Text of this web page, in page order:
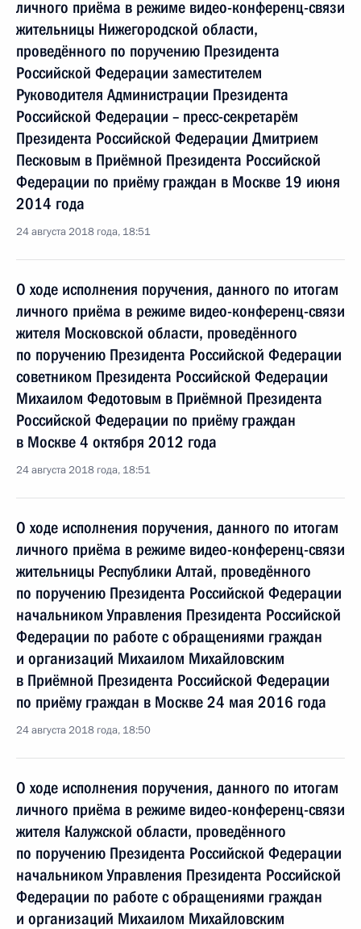
личного приёма в режиме видео-конференц-связи
жительницы Нижегородской области,
проведённого по поручению Президента
Российской Федерации заместителем
Руководителя Администрации Президента
Российской Федерации – пресс-секретарём
Президента Российской Федерации Дмитрием
Песковым в Приёмной Президента Российской
Федерации по приёму граждан в Москве 19 июня
2014 года
24 августа 2018 года, 18:51
О ходе исполнения поручения, данного по итогам
личного приёма в режиме видео-конференц-связи
жителя Московской области, проведённого
по поручению Президента Российской Федерации
советником Президента Российской Федерации
Михаилом Федотовым в Приёмной Президента
Российской Федерации по приёму граждан
в Москве 4 октября 2012 года
24 августа 2018 года, 18:51
О ходе исполнения поручения, данного по итогам
личного приёма в режиме видео-конференц-связи
жительницы Республики Алтай, проведённого
по поручению Президента Российской Федерации
начальником Управления Президента Российской
Федерации по работе с обращениями граждан
и организаций Михаилом Михайловским
в Приёмной Президента Российской Федерации
по приёму граждан в Москве 24 мая 2016 года
24 августа 2018 года, 18:50
О ходе исполнения поручения, данного по итогам
личного приёма в режиме видео-конференц-связи
жителя Калужской области, проведённого
по поручению Президента Российской Федерации
начальником Управления Президента Российской
Федерации по работе с обращениями граждан
и организаций Михаилом Михайловским